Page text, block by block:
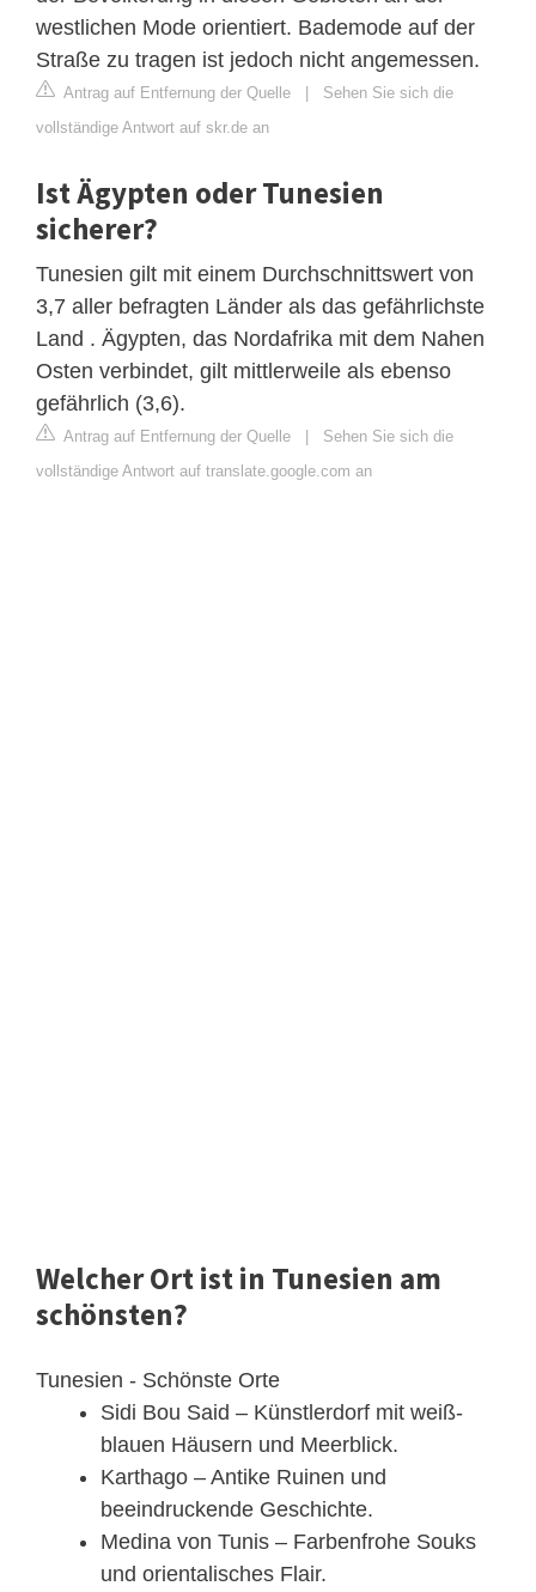
westlichen Mode orientiert. Bademode auf der
Straße zu tragen ist jedoch nicht angemessen.
Antrag auf Entfernung der Quelle | Sehen Sie sich die
vollständige Antwort auf skr.de an
Ist Ägypten oder Tunesien
sicherer?
Tunesien gilt mit einem Durchschnittswert von
3,7 aller befragten Länder als das gefährlichste
Land . Ägypten, das Nordafrika mit dem Nahen
Osten verbindet, gilt mittlerweile als ebenso
gefährlich (3,6).
Antrag auf Entfernung der Quelle | Sehen Sie sich die
vollständige Antwort auf translate.google.com an
Welcher Ort ist in Tunesien am
schönsten?
Tunesien - Schönste Orte
Sidi Bou Said – Künstlerdorf mit weiß-
blauen Häusern und Meerblick.
Karthago – Antike Ruinen und
beeindruckende Geschichte.
Medina von Tunis – Farbenfrohe Souks
und orientalisches Flair.